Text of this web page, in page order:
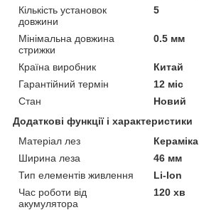
Кількість установок
довжини
5
Мінімальна довжина
стрижки
0.5 мм
Країна виробник
Китай
Гарантійний термін
12 міс
Стан
Новий
Додаткові функції і характеристики
Матеріал лез
Кераміка
Ширина леза
46 мм
Тип елементів живлення
Li-Ion
Час роботи від
акумулятора
120 хв